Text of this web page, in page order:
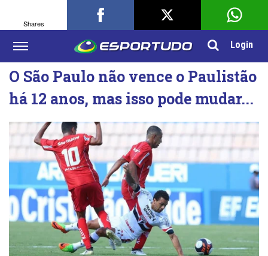
Login
O São Paulo não vence o Paulistão
há 12 anos, mas isso pode mudar...
Shares